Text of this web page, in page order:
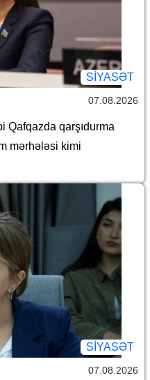
SİYASƏT
07.08.2026
Qafqazda qarşıdurma
mərhələsi kimi
SİYASƏT
07.08.2026